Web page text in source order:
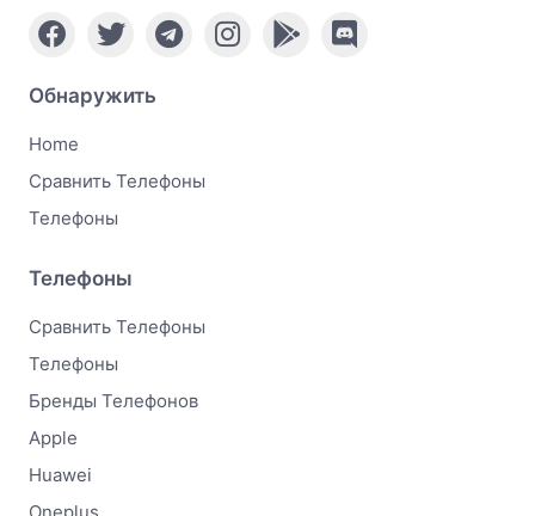
Обнаружить
Home
Сравнить Телефоны
Телефоны
Телефоны
Сравнить Телефоны
Телефоны
Бренды Телефонов
Apple
Huawei